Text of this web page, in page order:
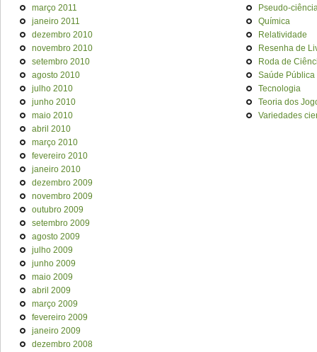
março 2011
janeiro 2011
dezembro 2010
novembro 2010
setembro 2010
agosto 2010
julho 2010
junho 2010
maio 2010
abril 2010
março 2010
fevereiro 2010
janeiro 2010
dezembro 2009
novembro 2009
outubro 2009
setembro 2009
agosto 2009
julho 2009
junho 2009
maio 2009
abril 2009
março 2009
fevereiro 2009
janeiro 2009
dezembro 2008
Pseudo-
Química
Relatividade
Resenha de
Roda de
Saúde Pública
Tecnologia
Teoria dos
Variedades